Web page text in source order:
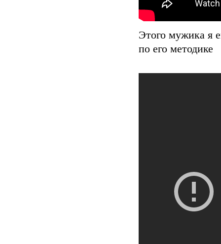
Этого мужика я
по его методике